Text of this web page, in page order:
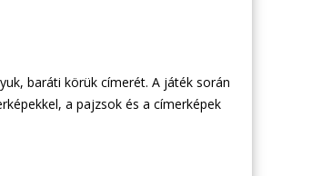
baráti körük címerét. A játék során
a pajzsok és a címerképek